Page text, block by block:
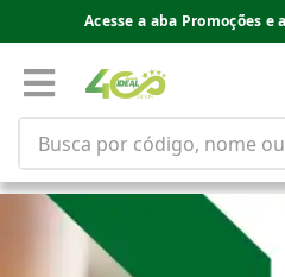
Acesse a aba Promoções